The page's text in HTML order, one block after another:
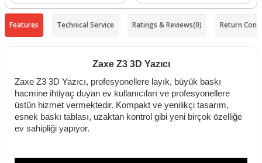
Features Technical Service Ratings & Reviews(0) Return
Zaxe Z3 3D Yazıcı
Zaxe Z3 3D Yazıcı, profesyonellere layık, büyük baskı
hacmine ihtiyaç duyan ev kullanıcıları ve profesyonellere
üstün hizmet vermektedir. Kompakt ve yenilikçi tasarım,
esnek baskı tablası, uzaktan kontrol gibi yeni birçok özelliğe
ev sahipliği yapıyor.